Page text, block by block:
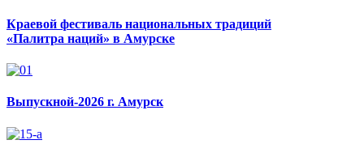
Краевой фестиваль национальных традиций
«Палитра наций» в Амурске
Выпускной-2026 г. Амурск